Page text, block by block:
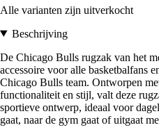
Alle varianten zijn uitverkocht
Beschrijving
De Chicago Bulls rugzak van het
accessoire voor alle basketbalfans
Chicago Bulls team. Ontworpen
functionaliteit en stijl, valt deze
sportieve ontwerp, ideaal voor
gaat, naar de gym gaat of uitgaat